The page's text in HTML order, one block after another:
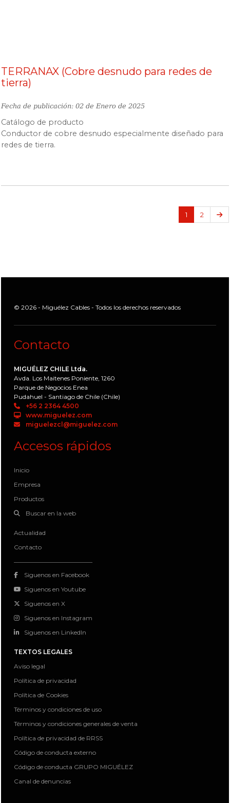
TERRANAX (Cobre desnudo para redes de
tierra)
Fecha de publicación: 02 de Enero de 2025
Catálogo de producto
Conductor de cobre desnudo especialmente diseñado para
redes de tierra.
1 2
© 2026 - Miguélez Cables - Todos los derechos reservados
Contacto
MIGUÉLEZ CHILE Ltda.
Avda. Los Maitenes Poniente, 1260
Parque de Negocios Enea
Pudahuel - Santiago de Chile (Chile)
+56 2 2364 4500
www.miguelez.com
miguelezcl@miguelez.com
Accesos rápidos
Inicio
Empresa
Productos
Buscar en la web
Actualidad
Contacto
Siguenos en Facebook
Siguenos en Youtube
Siguenos en X
Siguenos en Instagram
Siguenos en LinkedIn
TEXTOS LEGALES
Aviso legal
Política de privacidad
Política de Cookies
Términos y condiciones de uso
Términos y condiciones generales de venta
Política de privacidad de RRSS
Código de conducta externo
Código de conducta GRUPO MIGUÉLEZ
Canal de denuncias